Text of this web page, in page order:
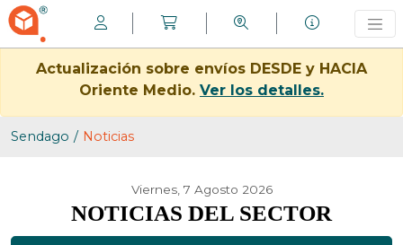
Actualización sobre envíos DESDE y HACIA
Oriente Medio. Ver los detalles.
Sendago Noticias
Viernes, 7 Agosto 2026
NOTICIAS DEL SECTOR